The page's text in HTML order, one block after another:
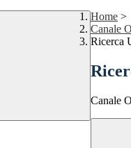
Home >
Canale
Ricerca
Canale